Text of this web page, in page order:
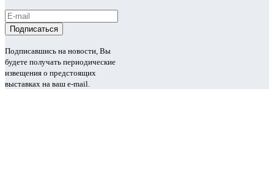
Подписавшись на новости, Вы
будете получать периодические
извещения о предстоящих
выставках на ваш e-mail.